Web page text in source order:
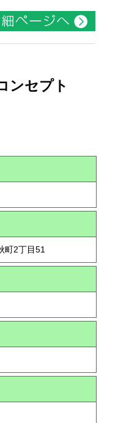
ンセプト
2丁目51